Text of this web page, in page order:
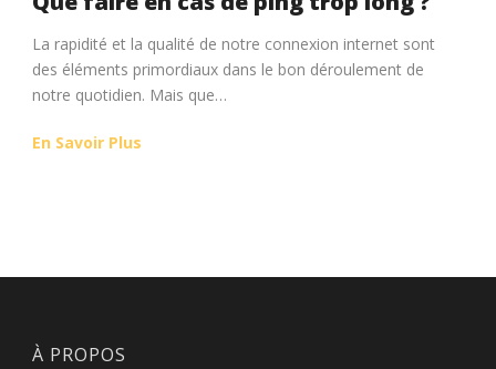
La rapidité et la qualité de notre connexion internet sont
des éléments primordiaux dans le bon déroulement de
notre quotidien. Mais que…
En Savoir Plus
À PROPOS